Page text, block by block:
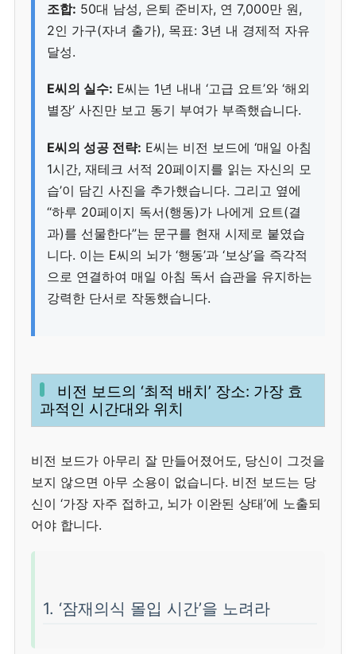
조합: 50대 남성, 은퇴 준비자, 연 7,000만 원,
2인 가구(자녀 출가), 목표: 3년 내 경제적 자유
달성.
E씨의 실수: E씨는 1년 내내 ‘고급 요트’와 ‘해외
별장’ 사진만 보고 동기 부여가 부족했습니다.
E씨의 성공 전략: E씨는 비전 보드에 ‘매일 아침
1시간, 재테크 서적 20페이지를 읽는 자신의 모
습’이 담긴 사진을 추가했습니다. 그리고 옆에
“하루 20페이지 독서(행동)가 나에게 요트(결
과)를 선물한다”는 문구를 현재 시제로 붙였습
니다. 이는 E씨의 뇌가 ‘행동’과 ‘보상’을 즉각적
으로 연결하여 매일 아침 독서 습관을 유지하는
강력한 단서로 작동했습니다.
비전 보드의 ‘최적 배치’ 장소: 가장 효
과적인 시간대와 위치
비전 보드가 아무리 잘 만들어졌어도, 당신이 그것을
보지 않으면 아무 소용이 없습니다. 비전 보드는 당
신이 ‘가장 자주 접하고, 뇌가 이완된 상태’에 노출되
어야 합니다.
1. ‘잠재의식 몰입 시간’을 노려라